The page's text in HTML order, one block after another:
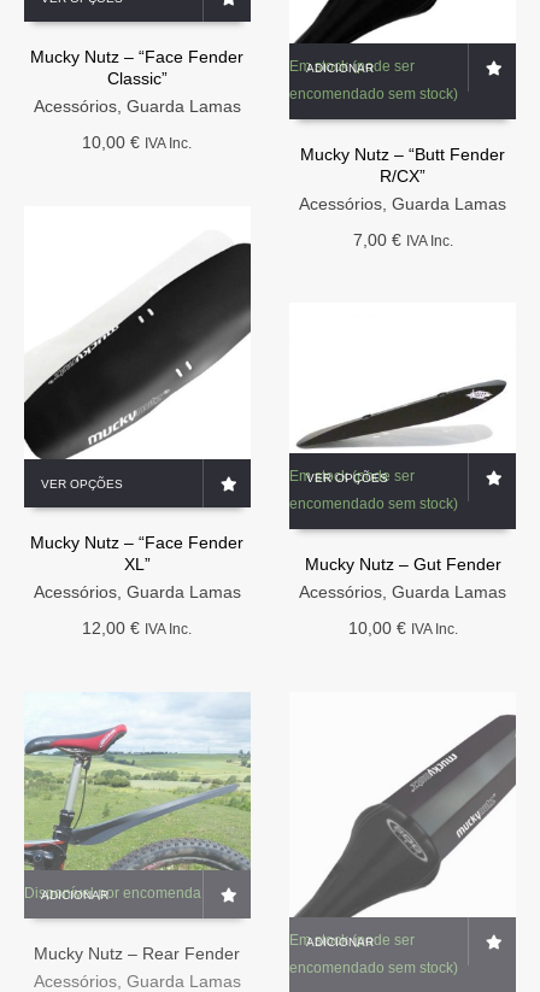
multiple
The
Mucky Nutz – “Face Fender
Classic”
Acessórios, Guarda Lamas
10,00€ IVA Inc.
ADICIONAR
Em stock (pode ser
encomendado sem stock)
Mucky Nutz – “Butt Fender
R/CX”
Acessórios ,Guarda Lamas
7,00 € IVA Inc.
VER OPÇÕES
multiple
The
the
product
page
Mucky Nutz – “Face Fender
XL”
Acessórios, Guarda Lamas
12,00€ IVA Inc.
VER OPÇÕES
has
multiple
variants.
The
Em stock (pode ser
encomendado sem stock)
Mucky Nutz – Gut Fender
Acessórios ,Guarda Lamas
10,00 € IVA Inc.
ADICIONAR
Disponível por encomenda
Mucky Nutz – Rear Fender
Acessórios, Guarda Lamas
ADICIONAR
Em stock (pode ser
encomendado sem stock)